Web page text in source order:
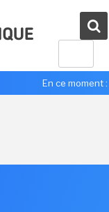
En ce moment :